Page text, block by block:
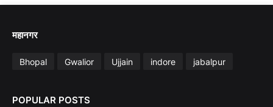
महानगर
Bhopal Gwalior Ujjain indore jabalpur
POPULAR POSTS